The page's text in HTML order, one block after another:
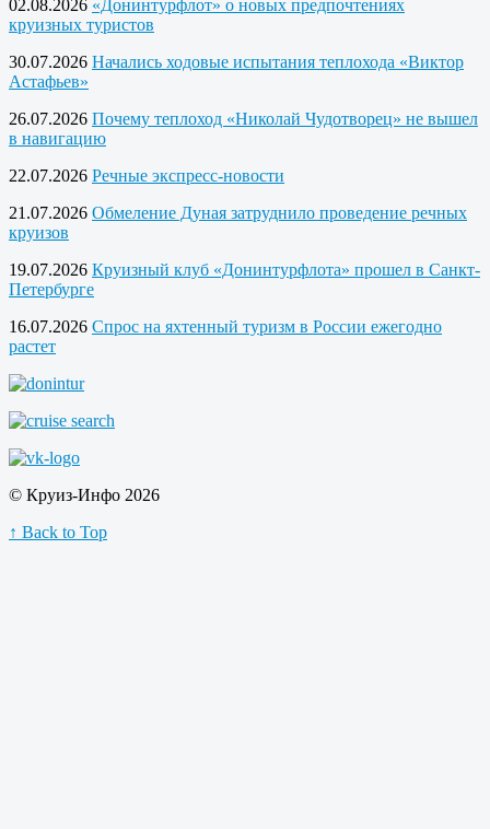
02.08.2026 «Донинтурфлот» о новых предпочтениях
круизных туристов
30.07.2026 Начались ходовые испытания теплохода «Виктор
Астафьев»
26.07.2026 Почему теплоход «Николай Чудотворец» не вышел
в навигацию
22.07.2026 Речные экспресс-новости
21.07.2026 Обмеление Дуная затруднило проведение речных
круизов
19.07.2026 Круизный клуб «Донинтурфлота» прошел в Санкт-
Петербурге
16.07.2026 Спрос на яхтенный туризм в России ежегодно
растет
© Круиз-Инфо 2026
↑ Back to Top